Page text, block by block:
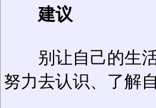
建议
别让自己的生活
努力去认识、了解